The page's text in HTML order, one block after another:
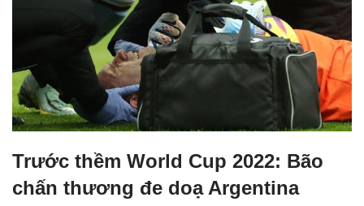
Trước thềm World Cup 2022: Bão
chấn thương đe doạ Argentina